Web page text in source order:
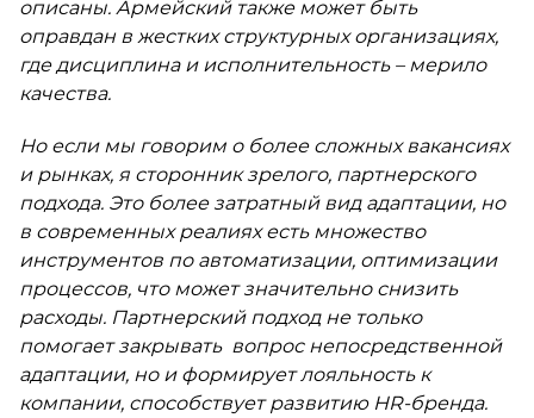
описаны. Армейский также может быть
оправдан в жестких структурных организациях,
где дисциплина и исполнительность – мерило
качества.
Но если мы говорим о более сложных вакансиях
и рынках, я сторонник зрелого, партнерского
подхода. Это более затратный вид адаптации, но
в современных реалиях есть множество
инструментов по автоматизации, оптимизации
процессов, что может значительно снизить
расходы. Партнерский подход не только
помогает закрывать вопрос непосредственной
адаптации, но и формирует лояльность к
компании, способствует развитию HR-бренда.